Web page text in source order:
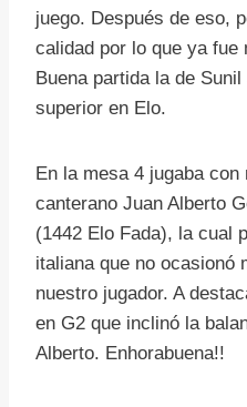
juego. Después de eso,
calidad por lo que ya fue
Buena partida la de
superior en Elo.
En la mesa 4 jugaba
canterano Juan Alberto
(1442 Elo Fada), la cual
italiana que no ocasionó
nuestro jugador. A
en G2 que inclinó la
Alberto. Enhorabuena!!